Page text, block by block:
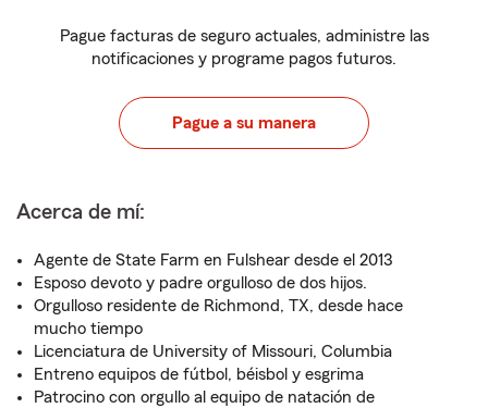
Pague facturas de seguro actuales, administre las
notificaciones y programe pagos futuros.
Pague a su manera
Acerca de mí:
Agente de State Farm en Fulshear desde el 2013
Esposo devoto y padre orgulloso de dos hijos.
Orgulloso residente de Richmond, TX, desde hace
mucho tiempo
Licenciatura de University of Missouri, Columbia
Entreno equipos de fútbol, béisbol y esgrima
Patrocino con orgullo al equipo de natación de